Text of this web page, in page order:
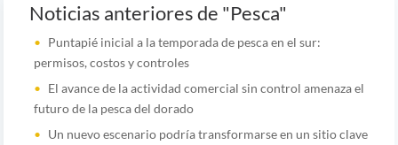
Noticias anteriores de "Pesca"
Puntapié inicial a la temporada de pesca en el sur:
permisos, costos y controles
El avance de la actividad comercial sin control amenaza el
futuro de la pesca del dorado
Un nuevo escenario podría transformarse en un sitio clave